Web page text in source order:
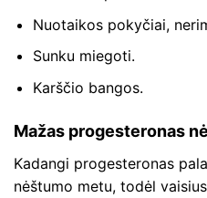
Nuotaikos pokyčiai,
Sunku miegoti.
Karščio bangos.
Mažas progesteronas
Kadangi progesteronas
nėštumo metu, todėl